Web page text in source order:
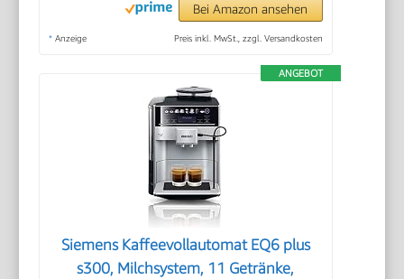
Bei Amazon ansehen
* Anzeige Preis inkl. MwSt., zzgl. Versandkosten
ANGEBOT
Siemens Kaffeevollautomat EQ6 plus
s300, Milchsystem, 11 Getränke,